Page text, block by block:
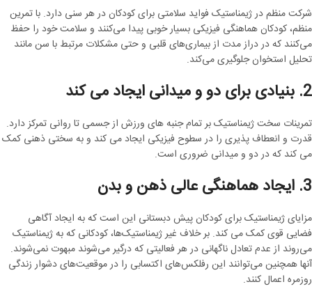
شرکت منظم در ژیمناستیک فواید سلامتی برای کودکان در هر سنی دارد. با تمرین
منظم، کودکان هماهنگی فیزیکی بسیار خوبی پیدا می‌کنند و سلامت خود را حفظ
می‌کنند که در دراز مدت از بیماری‌های قلبی و حتی مشکلات مرتبط با سن مانند
تحلیل استخوان جلوگیری می‌کند.
2. بنیادی برای دو و میدانی ایجاد می کند
تمرینات سخت ژیمناستیک بر تمام جنبه های ورزش از جسمی تا روانی تمرکز دارد.
قدرت و انعطاف پذیری را در سطوح فیزیکی ایجاد می کند و به سختی ذهنی کمک
می کند که در دو و میدانی ضروری است.
3. ایجاد هماهنگی عالی ذهن و بدن
مزایای ژیمناستیک برای کودکان پیش دبستانی این است که به ایجاد آگاهی
فضایی قوی کمک می کند. بر خلاف غیر ژیمناستیک‌ها، کودکانی که به ژیمناستیک
می‌روند از عدم تعادل ناگهانی در هر فعالیتی که درگیر می‌شوند مبهوت نمی‌شوند.
آنها همچنین می‌توانند این رفلکس‌های اکتسابی را در موقعیت‌های دشوار زندگی
روزمره اعمال کنند.